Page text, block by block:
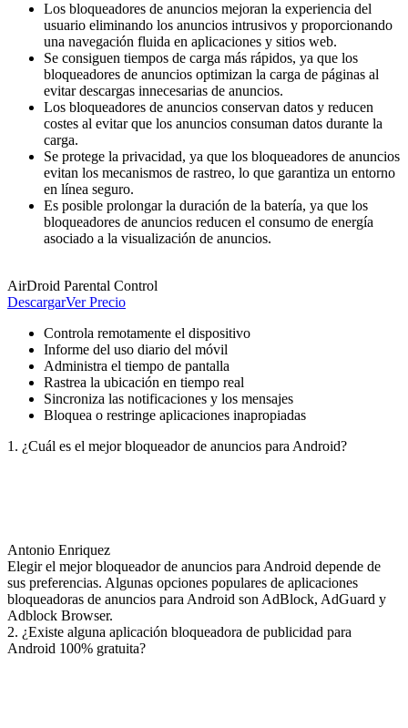
Los bloqueadores de anuncios mejoran la experiencia del
usuario eliminando los anuncios intrusivos y proporcionando
una navegación fluida en aplicaciones y sitios web.
Se consiguen tiempos de carga más rápidos, ya que los
bloqueadores de anuncios optimizan la carga de páginas al
evitar descargas innecesarias de anuncios.
Los bloqueadores de anuncios conservan datos y reducen
costes al evitar que los anuncios consuman datos durante la
carga.
Se protege la privacidad, ya que los bloqueadores de anuncios
evitan los mecanismos de rastreo, lo que garantiza un entorno
en línea seguro.
Es posible prolongar la duración de la batería, ya que los
bloqueadores de anuncios reducen el consumo de energía
asociado a la visualización de anuncios.
AirDroid Parental Control
DescargarVer Precio
Controla remotamente el dispositivo
Informe del uso diario del móvil
Administra el tiempo de pantalla
Rastrea la ubicación en tiempo real
Sincroniza las notificaciones y los mensajes
Bloquea o restringe aplicaciones inapropiadas
1. ¿Cuál es el mejor bloqueador de anuncios para Android?
Antonio Enriquez
Elegir el mejor bloqueador de anuncios para Android depende de
sus preferencias. Algunas opciones populares de aplicaciones
bloqueadoras de anuncios para Android son AdBlock, AdGuard y
Adblock Browser.
2. ¿Existe alguna aplicación bloqueadora de publicidad para
Android 100% gratuita?